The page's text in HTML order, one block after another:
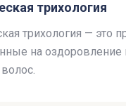
трихология
трихология — это
на оздоровление